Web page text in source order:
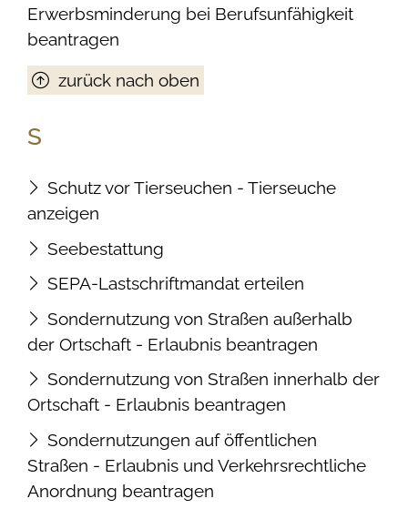
Erwerbsminderung bei Berufsunfähigkeit
beantragen
zurück nach oben
S
Schutz vor Tierseuchen - Tierseuche
anzeigen
Seebestattung
SEPA-Lastschriftmandat erteilen
Sondernutzung von Straßen außerhalb
der Ortschaft - Erlaubnis beantragen
Sondernutzung von Straßen innerhalb der
Ortschaft - Erlaubnis beantragen
Sondernutzungen auf öffentlichen
Straßen - Erlaubnis und Verkehrsrechtliche
Anordnung beantragen